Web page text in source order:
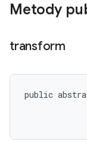
Metody
transform
public